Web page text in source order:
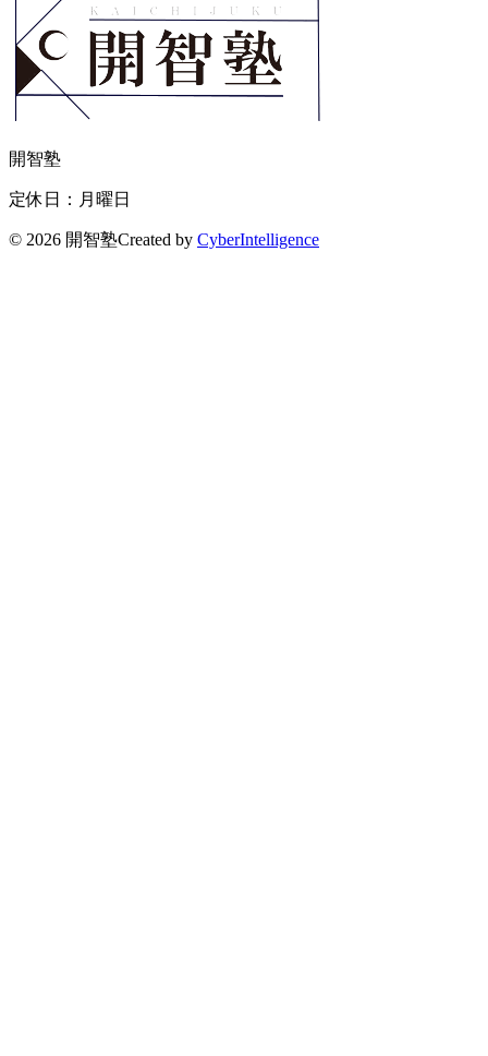
開智塾
定休日：月曜日
© 2026 開智塾Created by CyberIntelligence